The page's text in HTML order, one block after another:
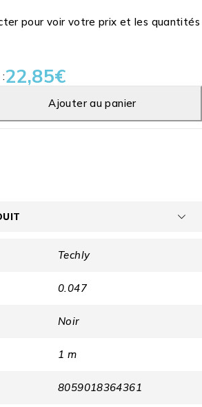
pour voir votre prix et les quantités
22,85€
Ajouter au panier
Techly
0.047
Noir
1 m
8059018364361